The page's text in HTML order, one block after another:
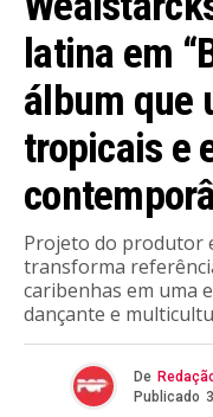
latina em
álbum que
tropicais e
Projeto do produtor
transforma
caribenhas em uma
dançante e
De
Publicado